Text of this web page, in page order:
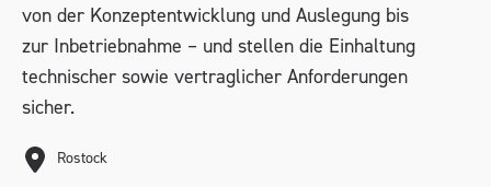
von der Konzeptentwicklung und Auslegung bis
zur Inbetriebnahme – und stellen die Einhaltung
technischer sowie vertraglicher Anforderungen
sicher.
Rostock